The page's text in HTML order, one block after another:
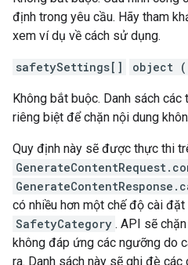
định trong yêu cầu. Hãy tham
xem ví dụ về cách sử dụng.
safetySettings[] object (
Không bắt buộc. Danh sách các
riêng biệt để chặn nội dung
Quy định này sẽ được thực thi
có nhiều hơn một chế độ cài
SafetyCategory . API sẽ
không đáp ứng các ngưỡng do
ra. Danh sách này sẽ ghi đè